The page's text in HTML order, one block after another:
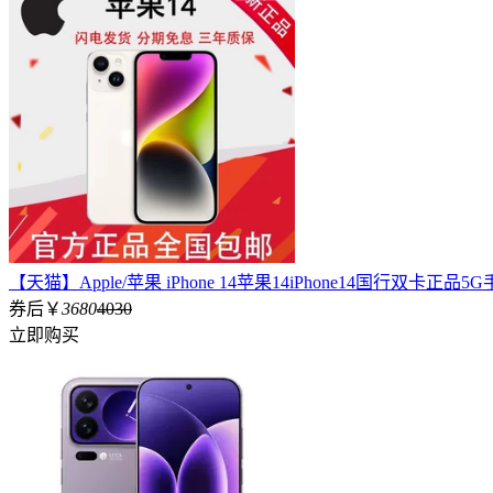
【天猫】Apple/苹果 iPhone 14苹果14iPhone14国行双卡正品
券后￥36804030
立即购买